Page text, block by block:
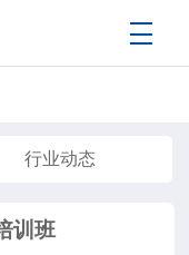
行业动态
训班